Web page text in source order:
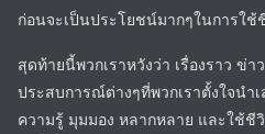
ก่อนจะเป็นประโยชน์มากๆในการใช้
สุดท้ายนี้พวกเราหวังว่า เรื่องราว ข่
ประสบการณ์ต่างๆที่พวกเราตั้งใจน
ความรู้ มุมมอง หลากหลาย และใช้ชี